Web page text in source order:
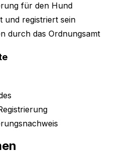
für den Hund
und registriert sein
durch das Ordnungsamt